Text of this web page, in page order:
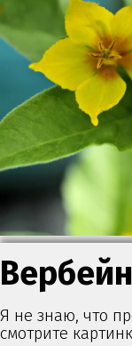
Я не знаю, что
смотрите